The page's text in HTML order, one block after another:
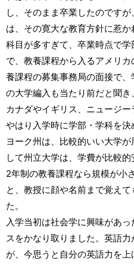
し、そのまま卒業したのです
は、その寛大な教育方針に惹
科目が多すぎて、卒業時点で
で、教養課程から入るアメリ
養課程の募集事務局の面接で
の大学編入も当たり前だと聞き
カナダやイギリス、ニュージー
やはり入学時に学部・学科を
ヨーク州は、比較的いい大学
して州立大学は、学費が比較的
2年制の教養課程なら規模が小
と、教授に顔や名前まで覚え
た。
入学当初は社会学に興味があ
スをかなり取りました。英語
が、今思うと自分の英語力を